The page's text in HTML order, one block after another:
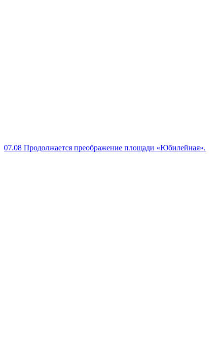
07.08 Продолжается преображение площади «Юбилейная».